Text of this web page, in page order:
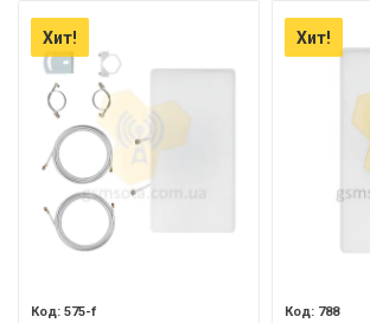
Модемы роутеры
Хит!
575-f
Хит!
788